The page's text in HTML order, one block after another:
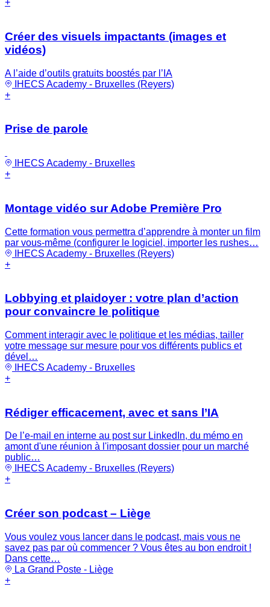
+
Créer des visuels impactants (images et
vidéos)
A l’aide d’outils gratuits boostés par l’IA
IHECS Academy - Bruxelles (Reyers)
+
Prise de parole
IHECS Academy - Bruxelles
+
Montage vidéo sur Adobe Première Pro
Cette formation vous permettra d’apprendre à monter un film
par vous-même (configurer le logiciel, importer les rushes…
IHECS Academy - Bruxelles (Reyers)
+
Lobbying et plaidoyer : votre plan d’action
pour convaincre le politique
Comment interagir avec le politique et les médias, tailler
votre message sur mesure pour vos différents publics et
dével…
IHECS Academy - Bruxelles
+
Rédiger efficacement, avec et sans l’IA
De l’e-mail en interne au post sur LinkedIn, du mémo en
amont d'une réunion à l'imposant dossier pour un marché
public…
IHECS Academy - Bruxelles (Reyers)
+
Créer son podcast – Liège
Vous voulez vous lancer dans le podcast, mais vous ne
savez pas par où commencer ? Vous êtes au bon endroit !
Dans cette…
La Grand Poste - Liège
+